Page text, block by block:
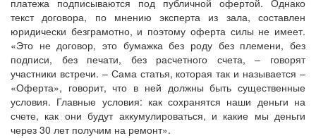
платежа подписываются под публичной офертой. Однако
текст договора, по мнению эксперта из зала, составлен
юридически безграмотно, и поэтому оферта силы не имеет.
«Это не договор, это бумажка без роду без племени, без
подписи, без печати, без расчетного счета, – говорят
участники встречи. – Сама статья, которая так и называется –
«Оферта», говорит, что в ней должны быть существенные
условия. Главные условия: как сохранятся наши деньги на
счете, как они будут аккумулироваться, и какие мы деньги
через 30 лет получим на ремонт».